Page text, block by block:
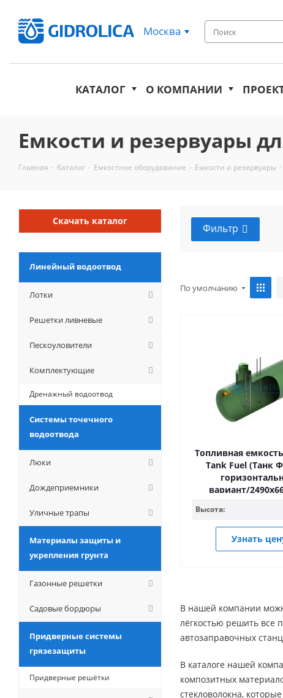
Москва
КАТАЛОГ О КОМПАНИИ
Емкости и резервуары
Главная - Каталог - Емкостное оборудование - Емкости и резервуары -
Фильтр
По умолчанию
Топливная
Tank Fuel (Танк
вариант/
Высота:
Узнать
В нашей компании
лёгкостью решить все
автозаправочных
В каталоге нашей
композитных
стекловолокна,
Скачать каталог
Линейный водоотвод
Лотки
Решетки ливневые
Пескоуловители
Комплектующие
Дренажный водоотвод
Системы точечного
водоотвода
Люки
Дождеприемники
Уличные трапы
Материалы защиты и
укрепления грунта
Газонные решетки
Садовые бордюры
Придверные системы
грязезащиты
Придверные решётки